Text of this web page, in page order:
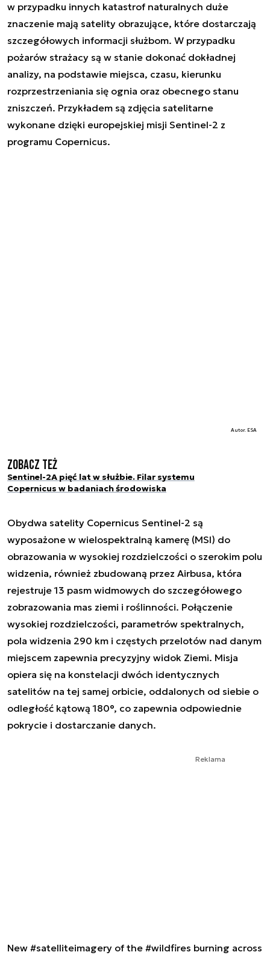
w przypadku innych katastrof naturalnych duże
znaczenie mają satelity obrazujące, które dostarczają
szczegółowych informacji służbom. W przypadku
pożarów strażacy są w stanie dokonać dokładnej
analizy, na podstawie miejsca, czasu, kierunku
rozprzestrzeniania się ognia oraz obecnego stanu
zniszczeń. Przykładem są zdjęcia satelitarne
wykonane dzięki europejskiej misji Sentinel-2 z
programu Copernicus.
Autor. ESA
Zobacz też
Sentinel-2A pięć lat w służbie. Filar systemu
Copernicus w badaniach środowiska
Obydwa satelity Copernicus Sentinel-2 są
wyposażone w wielospektralną kamerę (MSI) do
obrazowania w wysokiej rozdzielczości o szerokim polu
widzenia, również zbudowaną przez Airbusa, która
rejestruje 13 pasm widmowych do szczegółowego
zobrazowania mas ziemi i roślinności. Połączenie
wysokiej rozdzielczości, parametrów spektralnych,
pola widzenia 290 km i częstych przelotów nad danym
miejscem zapewnia precyzyjny widok Ziemi. Misja
opiera się na konstelacji dwóch identycznych
satelitów na tej samej orbicie, oddalonych od siebie o
odległość kątową 180°, co zapewnia odpowiednie
pokrycie i dostarczanie danych.
Reklama
New #satelliteimagery of the #wildfires burning across